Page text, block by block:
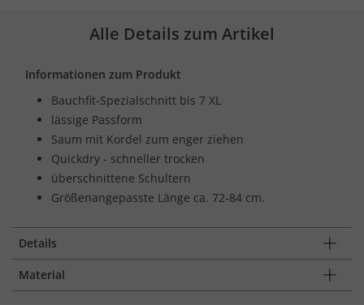
Alle Details zum Artikel
Informationen zum Produkt
Bauchfit-Spezialschnitt bis 7 XL
lässige Passform
Saum mit Kordel zum enger ziehen
Quickdry - schneller trocken
überschnittene Schultern
Größenangepasste Länge ca. 72-84 cm.
Details
Material